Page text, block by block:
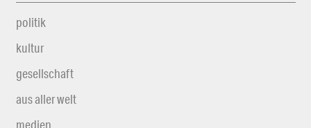
politik
kultur
gesellschaft
aus aller welt
medien